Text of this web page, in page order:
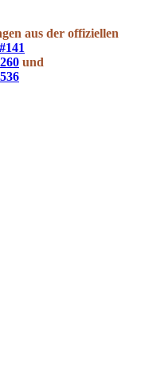
aus der offiziellen
und